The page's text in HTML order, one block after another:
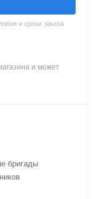
и сроки заказа
и может
бригады